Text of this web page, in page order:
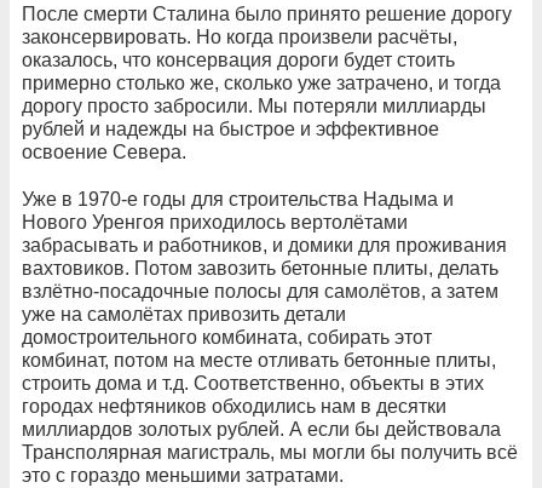
После смерти Сталина было принято решение дорогу
законсервировать. Но когда произвели расчёты,
оказалось, что консервация дороги будет стоить
примерно столько же, сколько уже затрачено, и тогда
дорогу просто забросили. Мы потеряли миллиарды
рублей и надежды на быстрое и эффективное
освоение Севера.
Уже в 1970-е годы для строительства Надыма и
Нового Уренгоя приходилось вертолётами
забрасывать и работников, и домики для проживания
вахтовиков. Потом завозить бетонные плиты, делать
взлётно-посадочные полосы для самолётов, а затем
уже на самолётах привозить детали
домостроительного комбината, собирать этот
комбинат, потом на месте отливать бетонные плиты,
строить дома и т.д. Соответственно, объекты в этих
городах нефтяников обходились нам в десятки
миллиардов золотых рублей. А если бы действовала
Трансполярная магистраль, мы могли бы получить всё
это с гораздо меньшими затратами.